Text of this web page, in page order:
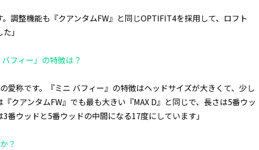
。調整機能も『クアンタムFW』と同じOPTIFIT4を採用して、ロフト
」
バフィー」の特徴は？
愛称です。『ミニ バフィー』の特徴はヘッドサイズが大きくて、少し
クアンタムFW』でも最も大きい『MAX D』と同じで、長さは5番ウッ
番ウッドと5番ウッドの中間になる17度にしています」
？